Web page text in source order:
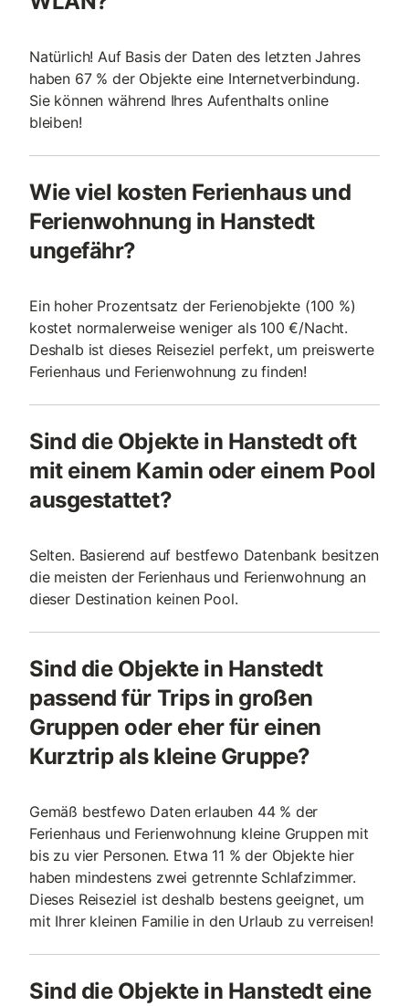
Natürlich! Auf Basis der Daten des letzten Jahres
haben 67 % der Objekte eine Internetverbindung.
Sie können während Ihres Aufenthalts online
bleiben!
Wie viel kosten Ferienhaus und
Ferienwohnung in Hanstedt
ungefähr?
Ein hoher Prozentsatz der Ferienobjekte (100 %)
kostet normalerweise weniger als 100 €/Nacht.
Deshalb ist dieses Reiseziel perfekt, um preiswerte
Ferienhaus und Ferienwohnung zu finden!
Sind die Objekte in Hanstedt oft
mit einem Kamin oder einem Pool
ausgestattet?
Selten. Basierend auf bestfewo Datenbank besitzen
die meisten der Ferienhaus und Ferienwohnung an
dieser Destination keinen Pool.
Sind die Objekte in Hanstedt
passend für Trips in großen
Gruppen oder eher für einen
Kurztrip als kleine Gruppe?
Gemäß bestfewo Daten erlauben 44 % der
Ferienhaus und Ferienwohnung kleine Gruppen mit
bis zu vier Personen. Etwa 11 % der Objekte hier
haben mindestens zwei getrennte Schlafzimmer.
Dieses Reiseziel ist deshalb bestens geeignet, um
mit Ihrer kleinen Familie in den Urlaub zu verreisen!
Sind die Objekte in Hanstedt eine